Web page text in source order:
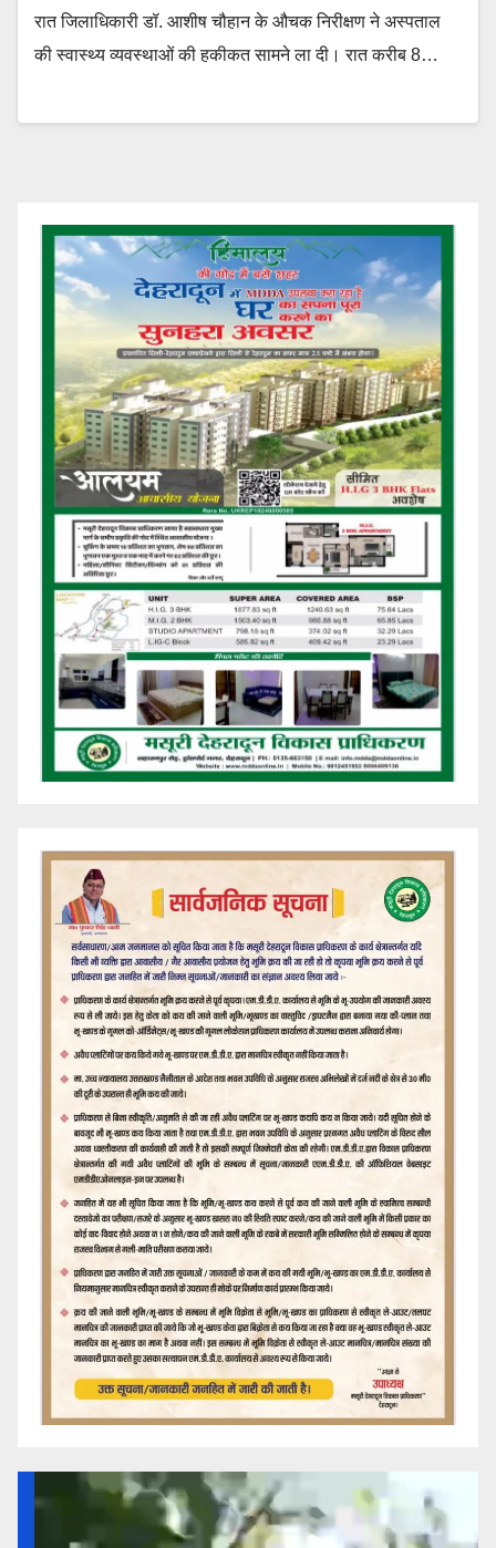
रात जिलाधिकारी डॉ. आशीष चौहान के औचक निरीक्षण ने अस्पताल
की स्वास्थ्य व्यवस्थाओं की हकीकत सामने ला दी। रात करीब 8…